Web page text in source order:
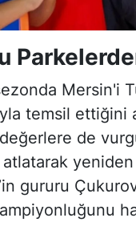
Mersin'i
temsil ettiğini
de
atlatarak
gururu